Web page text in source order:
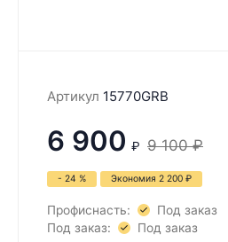
Артикул 15770GRB
6 900 ₽ 9 100 ₽
- 24 % Экономия 2 200 ₽
Профиснасть:
Под заказ
Под заказ:
Под заказ